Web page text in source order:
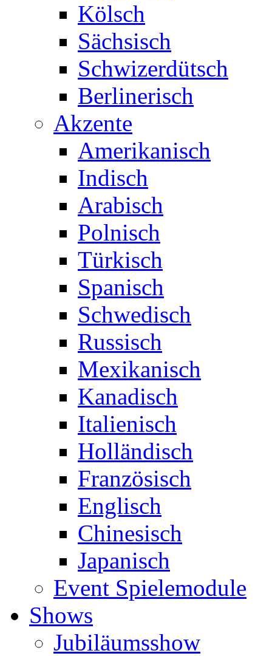
Kölsch
Sächsisch
Schwizerdütsch
Berlinerisch
Akzente
Amerikanisch
Indisch
Arabisch
Polnisch
Türkisch
Spanisch
Schwedisch
Russisch
Mexikanisch
Kanadisch
Italienisch
Holländisch
Französisch
Englisch
Chinesisch
Japanisch
Event Spielemodule
Shows
Jubiläumsshow